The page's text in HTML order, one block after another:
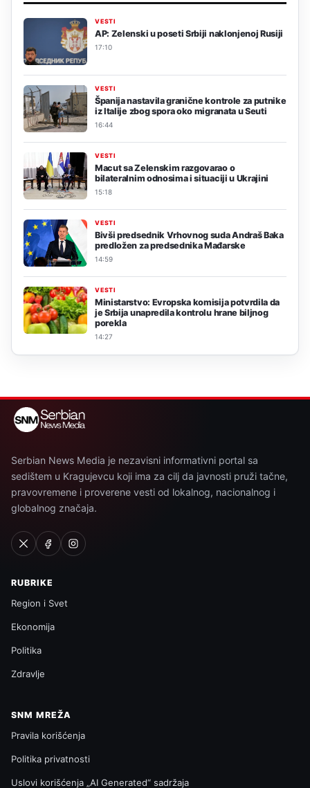
VESTI
AP: Zelenski u poseti Srbiji naklonjenoj Rusiji
17:10
VESTI
Španija nastavila granične kontrole za putnike
iz Italije zbog spora oko migranata u Seuti
16:44
VESTI
Macut sa Zelenskim razgovarao o
bilateralnim odnosima i situaciji u Ukrajini
15:18
VESTI
Bivši predsednik Vrhovnog suda Andraš Baka
predložen za predsednika Mađarske
14:59
VESTI
Ministarstvo: Evropska komisija potvrdila da
je Srbija unapredila kontrolu hrane biljnog
porekla
14:27
Serbian News Media je nezavisni informativni portal sa
sedištem u Kragujevcu koji ima za cilj da javnosti pruži tačne,
pravovremene i proverene vesti od lokalnog, nacionalnog i
globalnog značaja.
RUBRIKE
Region i Svet
Ekonomija
Politika
Zdravlje
SNM MREŽA
Pravila korišćenja
Politika privatnosti
Uslovi korišćenja „AI Generated“ sadržaja